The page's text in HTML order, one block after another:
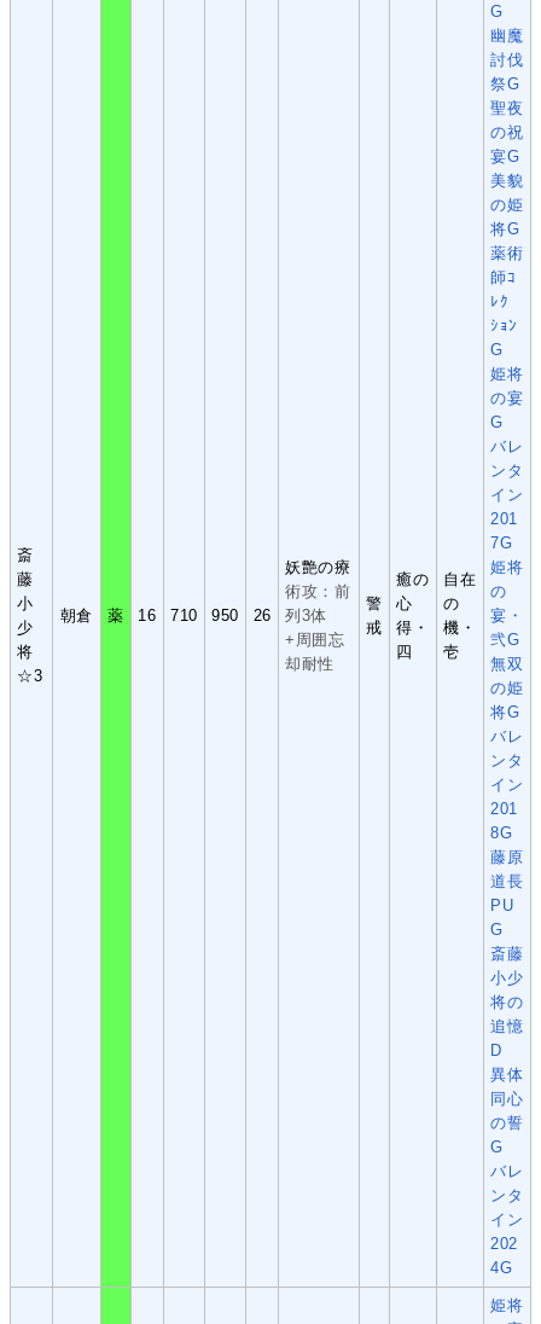
斎
藤
小
少
将
☆3
朝倉 薬 16 710 950 26
妖艶の療
術攻：前
列3体
+周囲忘
却耐性
警
戒
癒の
心
得・
四
自在
の
機・
壱
G
幽魔
討伐
祭G
聖夜
の祝
宴G
美貌
の姫
将G
薬術
師ｺ
ﾚｸ
ｼｮﾝ
G
姫将
の宴
G
バレ
ンタ
イン
201
7G
姫将
の
宴・
弐G
無双
の姫
将G
バレ
ンタ
イン
201
8G
藤原
道長
PU
G
斎藤
小少
将の
追憶
D
異体
同心
の誓
G
バレ
ンタ
イン
202
4G
姫将